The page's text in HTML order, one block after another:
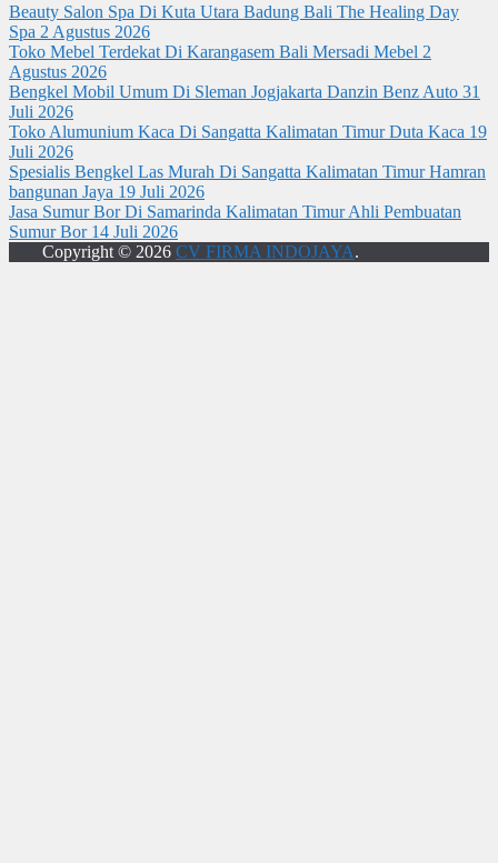
Beauty Salon Spa Di Kuta Utara Badung Bali The Healing Day
Spa 2 Agustus 2026
Toko Mebel Terdekat Di Karangasem Bali Mersadi Mebel 2
Agustus 2026
Bengkel Mobil Umum Di Sleman Jogjakarta Danzin Benz Auto 31
Juli 2026
Toko Alumunium Kaca Di Sangatta Kalimatan Timur Duta Kaca 19
Juli 2026
Spesialis Bengkel Las Murah Di Sangatta Kalimatan Timur Hamran
bangunan Jaya 19 Juli 2026
Jasa Sumur Bor Di Samarinda Kalimatan Timur Ahli Pembuatan
Sumur Bor 14 Juli 2026
Copyright © 2026 CV FIRMA INDOJAYA.